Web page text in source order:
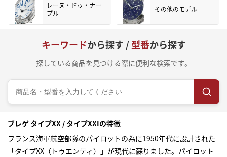
レーヌ・ドゥ・ナー
プル
その他のモデル
キーワードから探す /型番から探す
探している商品を見つける際に便利な検索です。
ブレゲ タイプXX / タイプXXIの特徴
フランス海軍航空部隊のパイロットの為に1950年代に設計された
「タイプXX（トゥエンティ）」が現代に蘇りました。パイロット